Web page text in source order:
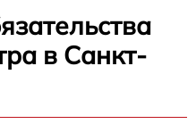
в Санкт-